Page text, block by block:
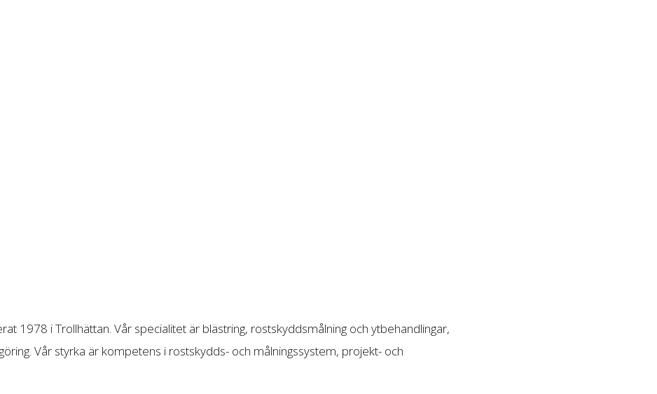
1978 i Trollhättan. Vår specialitet är blästring, rostskyddsmålning och ytbehandlingar,
Vår styrka är kompetens i rostskydds- och målningssystem, projekt- och